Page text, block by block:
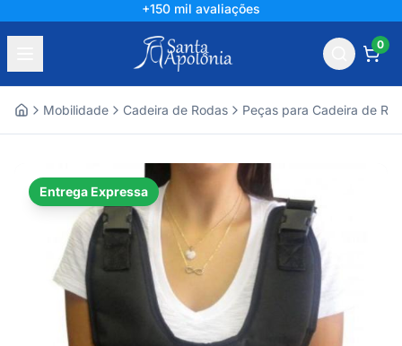
Líder há mais de 60 anos
0
Mobilidade Cadeira de Rodas Peças para Cadeira de
Entrega Expressa